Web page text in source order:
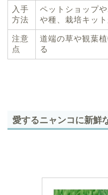
入手
方法
ペットショップ
や種、栽培キッ
注意
点
道端の草や観葉
る
愛するニャンコに新鮮